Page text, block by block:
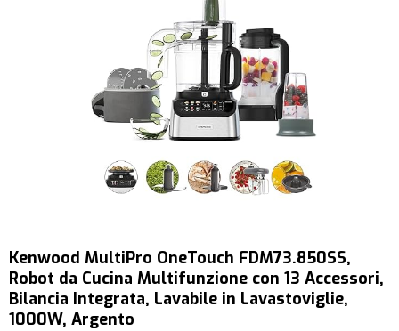
Kenwood MultiPro OneTouch FDM73.850SS,
Robot da Cucina Multifunzione con 13 Accessori,
Bilancia Integrata, Lavabile in Lavastoviglie,
1000W, Argento